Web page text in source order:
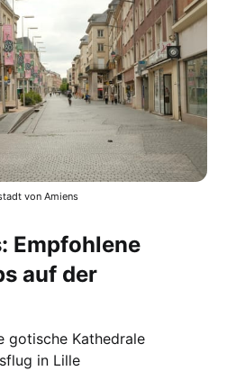
von Amiens
Empfohlene
auf der
gotische Kathedrale
in Lille